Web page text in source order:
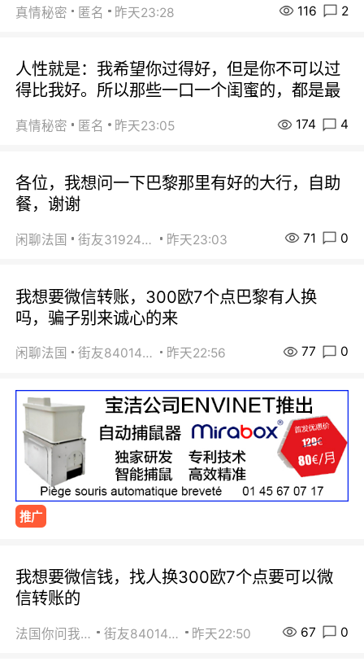
真情秘密 匿名 昨天23:28 116 2
人性就是：我希望你过得好，但是你不可以过
得比我好。所以那些一口一个闺蜜的，都是最
真情秘密 匿名 昨天23:05 174 4
各位，我想问一下巴黎那里有好的大行，自助
餐，谢谢
闲聊法国 街友31924072 昨天23:03 71 0
我想要微信转账，300欧7个点巴黎有人换
吗，骗子别来诚心的来
闲聊法国 街友84014588 昨天22:56 77 0
推广
我想要微信钱，找人换300欧7个点要可以微
信转账的
法国你问我答 街友84014588 昨天22:50 67 0